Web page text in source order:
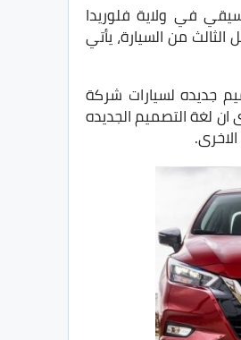
في ولاية فلوريدا
هو الجيل الثالث من السيارة، يأتي
ان لغة التصميم الجديده